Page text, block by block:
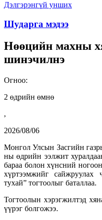
Дэлгэрэнгүй унших
Шударга мэдээ
Нөөцийн махны
шинэчилнэ
Огноо:
2 өдрийн өмнө
,
2026/08/06
Монгол Улсын Засгийн
ны өдрийн ээлжит
бараа болон хүнсний
хүртээмжийг сайжруулах
тухай” тогтоолыг баталлаа.
Тогтоолын хэрэгжилтэд
үүрэг болгожээ.